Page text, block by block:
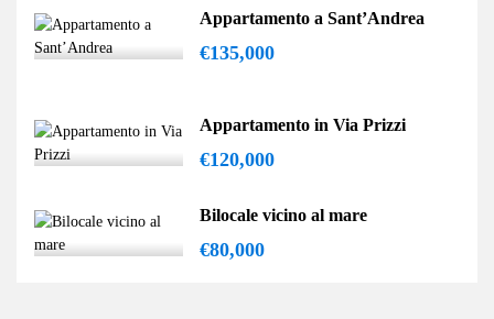
Appartamento a Sant’Andrea
€135,000
Appartamento in Via Prizzi
€120,000
Bilocale vicino al mare
€80,000